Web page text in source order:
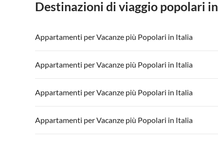
Destinazioni di viaggio popolari
Appartamenti per Vacanze più Popolari in Italia
Appartamenti per Vacanze in Italia
Appartamenti per Vacanze in Lago di Garda
Appartamenti per Vacanze più Popolari in Italia
Appartamenti per Vacanze in Italia
Appartamenti per Vacanze in Lago di Garda
Appartamenti per Vacanze più Popolari in Italia
Appartamenti per Vacanze in Italia
Appartamenti per Vacanze in Lago di Garda
Appartamenti per Vacanze più Popolari in Italia